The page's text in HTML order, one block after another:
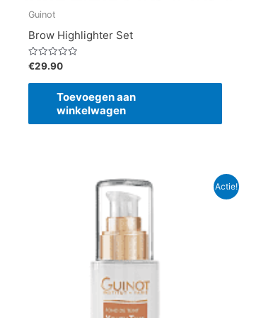
Guinot
Brow Highlighter Set
Gewaardeerd
uit
€29.90
Toevoegen aan
winkelwagen
Actie!
Oorspronkelijke
Huidige
prijs
€67.15.